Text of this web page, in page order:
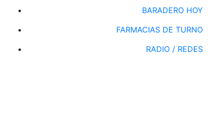
BARADERO HOY
FARMACIAS DE TURNO
RADIO / REDES